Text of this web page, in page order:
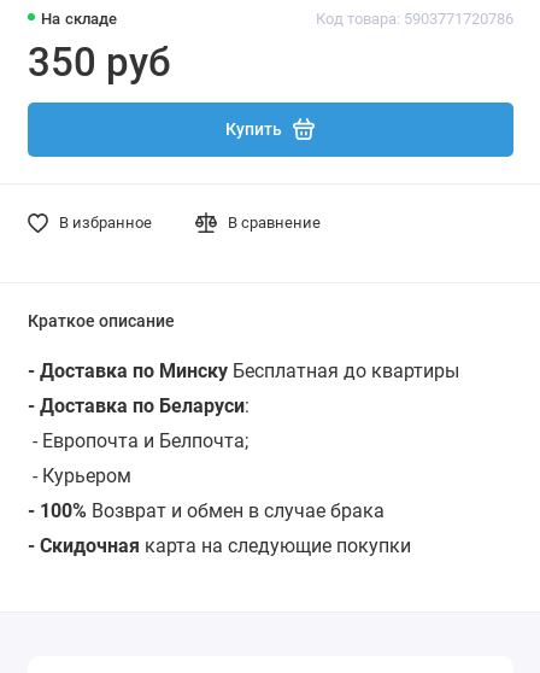
На складе Код товара: 5903771720786
350 руб
Купить
В избранное В сравнение
Краткое описание
- Доставка по МинскуБесплатная до квартиры
- Доставка по Беларуси:
- Европочта и Белпочта;
- Курьером
- 100% Возврат и обмен в случае брака
- Скидочная карта на следующие покупки